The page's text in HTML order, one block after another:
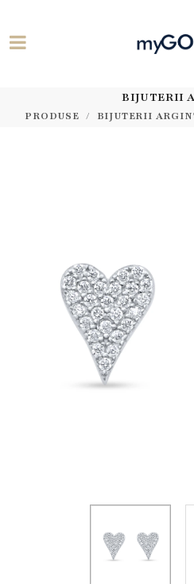
BIJUTERII
PRODUSE BIJUTERII